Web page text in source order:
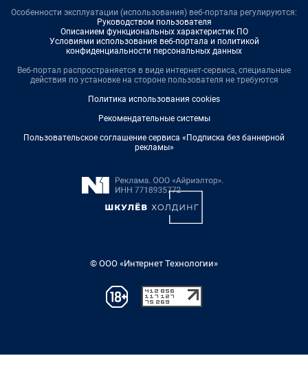
Особенности эксплуатации (использования) веб-портала регулируются:
Руководством пользователя
Описанием функциональных характеристик ПО
Условиями использования веб-портала и политикой
конфиденциальности персональных данных
Веб-портал распространяется в виде интернет-сервиса, специальные
действия по установке на стороне пользователя не требуются
Политика использования cookies
Рекомендательные системы
Пользовательское соглашение сервиса «Подписка без баннерной
рекламы»
© ООО «Интернет Технологии»